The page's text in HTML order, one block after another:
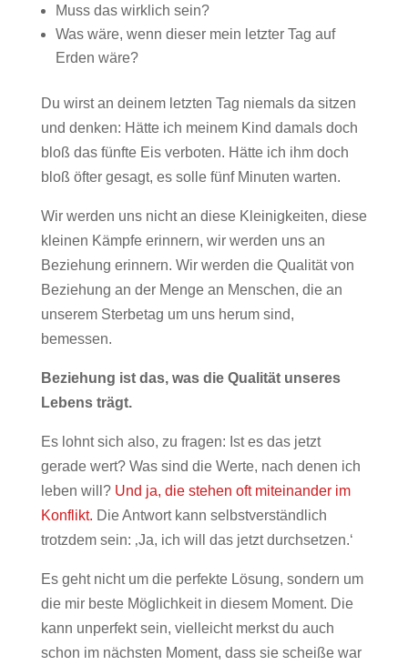
Muss das wirklich sein?
Was wäre, wenn dieser mein letzter Tag auf
Erden wäre?
Du wirst an deinem letzten Tag niemals da sitzen
und denken: Hätte ich meinem Kind damals doch
bloß das fünfte Eis verboten. Hätte ich ihm doch
bloß öfter gesagt, es solle fünf Minuten warten.
Wir werden uns nicht an diese Kleinigkeiten, diese
kleinen Kämpfe erinnern, wir werden uns an
Beziehung erinnern. Wir werden die Qualität von
Beziehung an der Menge an Menschen, die an
unserem Sterbetag um uns herum sind,
bemessen.
Beziehung ist das, was die Qualität unseres
Lebens trägt.
Es lohnt sich also, zu fragen: Ist es das jetzt
gerade wert? Was sind die Werte, nach denen ich
leben will? Und ja, die stehen oft miteinander im
Konflikt. Die Antwort kann selbstverständlich
trotzdem sein: ‚Ja, ich will das jetzt durchsetzen.‘
Es geht nicht um die perfekte Lösung, sondern um
die mir beste Möglichkeit in diesem Moment. Die
kann unperfekt sein, vielleicht merkst du auch
schon im nächsten Moment, dass sie scheiße war